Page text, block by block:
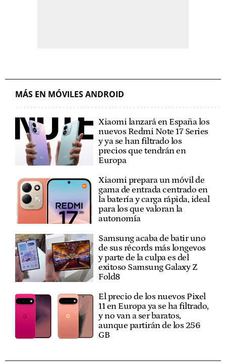
MÁS EN MÓVILES ANDROID
Xiaomi lanzará en España los
nuevos Redmi Note 17 Series
y ya se han filtrado los
precios que tendrán en
Europa
Xiaomi prepara un móvil de
gama de entrada centrado en
la batería y carga rápida, ideal
para los que valoran la
autonomía
Samsung acaba de batir uno
de sus récords más longevos
y parte de la culpa es del
exitoso Samsung Galaxy Z
Fold8
El precio de los nuevos Pixel
11 en Europa ya se ha filtrado,
y no van a ser baratos,
aunque partirán de los 256
GB